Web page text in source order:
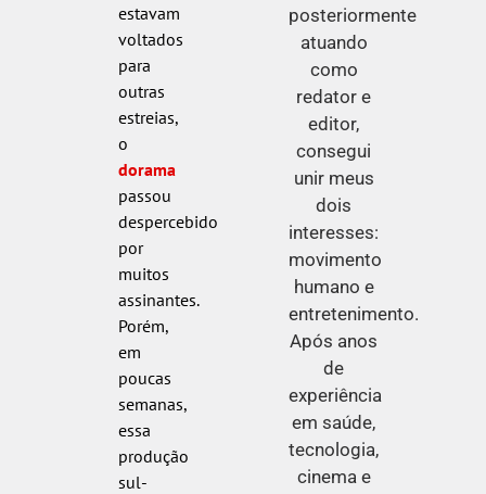
estavam
voltados
para
outras
estreias,
o
dorama
passou
despercebido
por
muitos
assinantes.
Porém,
em
poucas
semanas,
essa
produção
sul-
posteriormente
atuando
como
redator e
editor,
consegui
unir meus
dois
interesses:
movimento
humano e
entretenimento.
Após anos
de
experiência
em saúde,
tecnologia,
cinema e